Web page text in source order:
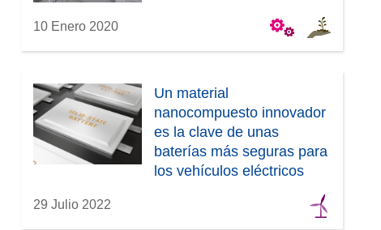
10 Enero 2020
Un material
nanocompuesto innovador
es la clave de unas
baterías más seguras para
los vehículos eléctricos
29 Julio 2022